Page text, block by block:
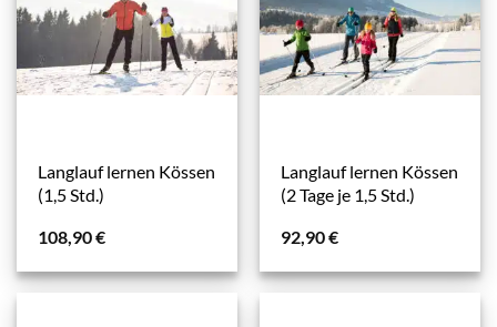
Langlauf lernen Kössen
(1,5 Std.)
108,90€
Langlauf lernen Kössen
(2 Tage je 1,5 Std.)
92,90€